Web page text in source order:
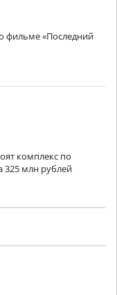
фильме «Последний
комплекс по
325 млн рублей